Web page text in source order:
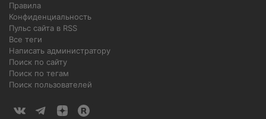
Правила
Конфиденциальность
Пульс сайта в RSS
Все теги
Написать администратору
Поиск по сайту
Поиск по тегам
Поиск пользователей